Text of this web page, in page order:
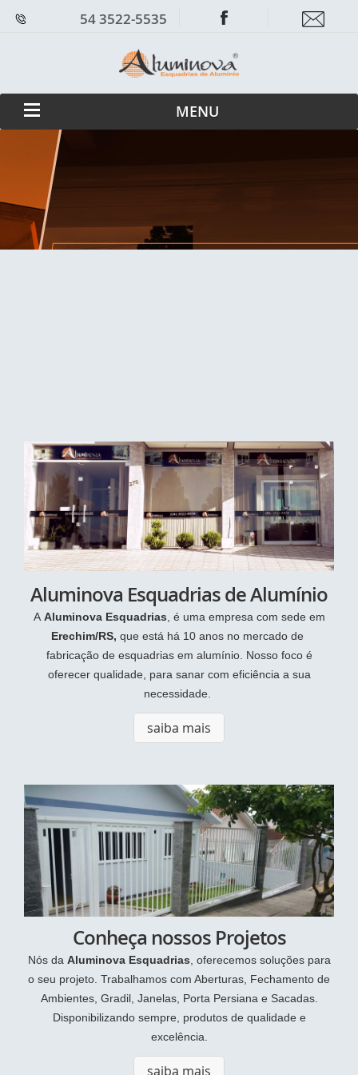
54 3522-5535
MENU
Aluminova Esquadrias de Alumínio
A Aluminova Esquadrias , é uma empresa com sede em
Erechim/RS, que está há 10 anos no mercado de
fabricação de esquadrias em alumínio. Nosso foco é
oferecer qualidade, para sanar com eficiência a sua
necessidade.
saiba mais
Conheça nossos Projetos
Nós da Aluminova Esquadrias , oferecemos soluções para
o seu projeto. Trabalhamos com Aberturas, Fechamento de
Ambientes, Gradil, Janelas, Porta Persiana e Sacadas.
Disponibilizando sempre, produtos de qualidade e
excelência.
saiba mais